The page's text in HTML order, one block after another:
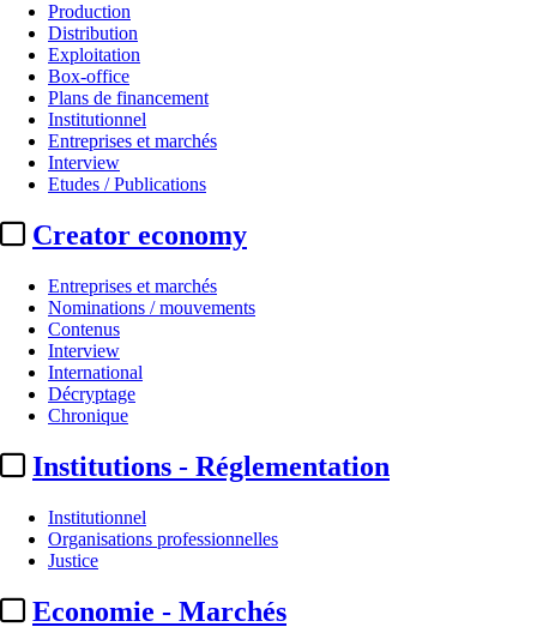
Production
Distribution
Exploitation
Box-office
Plans de financement
Institutionnel
Entreprises et marchés
Interview
Etudes / Publications
Creator economy
Entreprises et marchés
Nominations / mouvements
Contenus
Interview
International
Décryptage
Chronique
Institutions - Réglementation
Institutionnel
Organisations professionnelles
Justice
Economie - Marchés
Justice
Orange :
Par
CM avec AFP